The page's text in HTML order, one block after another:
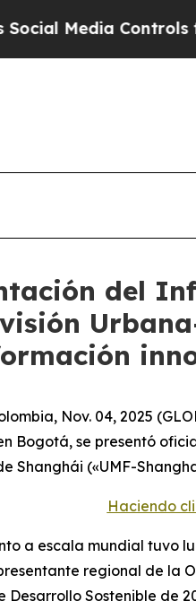
Media Controls for
del
Nov. 04, 2025
Bogotá, se presentó
Shanghái («UMF-
Haciendo
a escala mundial tuvo
regional de la
Desarrollo Sostenible de